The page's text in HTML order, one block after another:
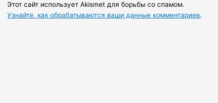
Этот сайт использует Akismet для борьбы со спамом.
Узнайте, как обрабатываются ваши данные комментариев.